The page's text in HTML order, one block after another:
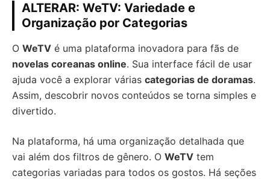
ALTERAR: WeTV: Variedade e
Organização por Categorias
O WeTV é uma plataforma inovadora para fãs de
novelas coreanas online. Sua interface fácil de usar
ajuda você a explorar várias categorias de doramas.
Assim, descobrir novos conteúdos se torna simples e
divertido.
Na plataforma, há uma organização detalhada que
vai além dos filtros de gênero. O WeTV tem
categorias variadas para todos os gostos. Há seções